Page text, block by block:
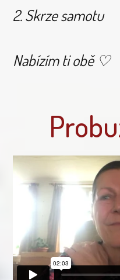
2. Skrze samotu
Nabízím ti obě ♡